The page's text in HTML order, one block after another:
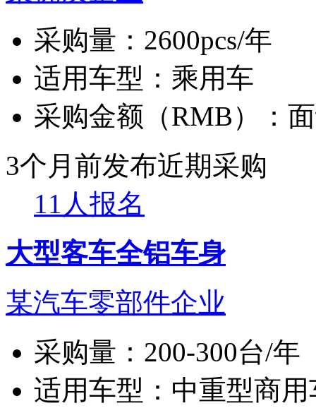
采购量： 2600pcs/年
适用车型： 乘用车
采购金额（RMB）：
3个月前发布近期采购
11人报名
大型客车全铝车身
某汽车零部件企业
采购量： 200-300台/年
适用车型： 中重型商